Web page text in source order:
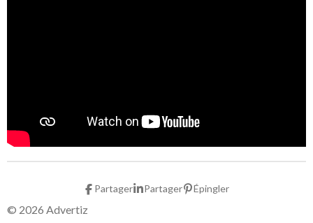
Partager Partager Épingler
© 2026 Advertiz